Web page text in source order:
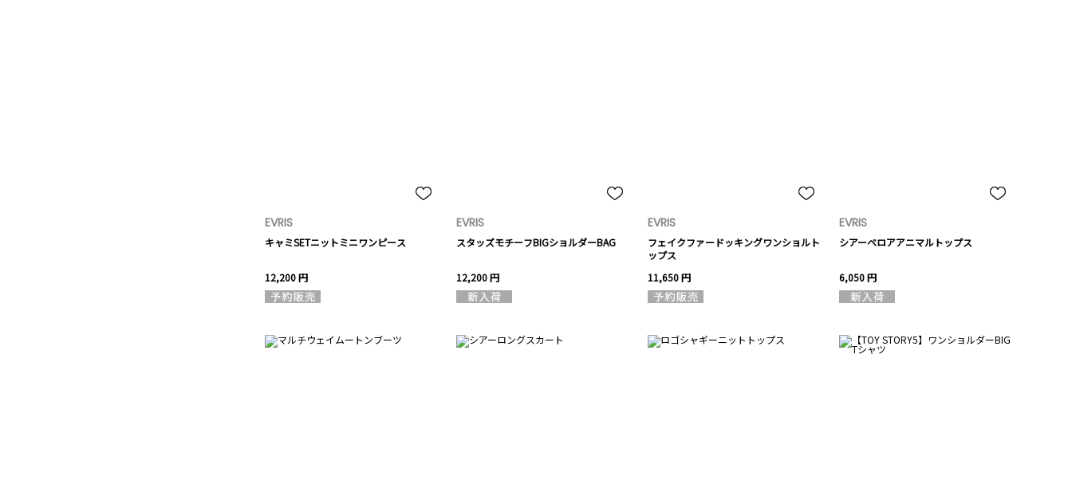
EVRIS
キャミSETニットミニワンピース
12,200 円
EVRIS
スタッズモチーフBIGショルダーBAG
12,200 円
EVRIS
フェイクファードッキングワンショルト
ップス
11,650 円
EVRIS
シアーベロアアニマルトップス
6,050 円